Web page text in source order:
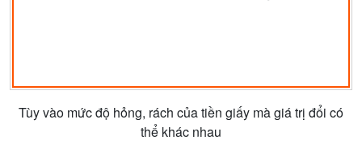
Tùy vào mức độhỏng, rách của tiền giấy mà giá trị đổi có
thểkhác nhau